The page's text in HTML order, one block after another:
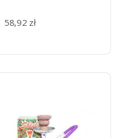
58,92 zł